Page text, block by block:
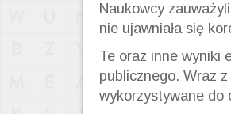
Naukowcy
nie ujawniała się
Te oraz inne wyniki
publicznego. Wraz
wykorzystywane do